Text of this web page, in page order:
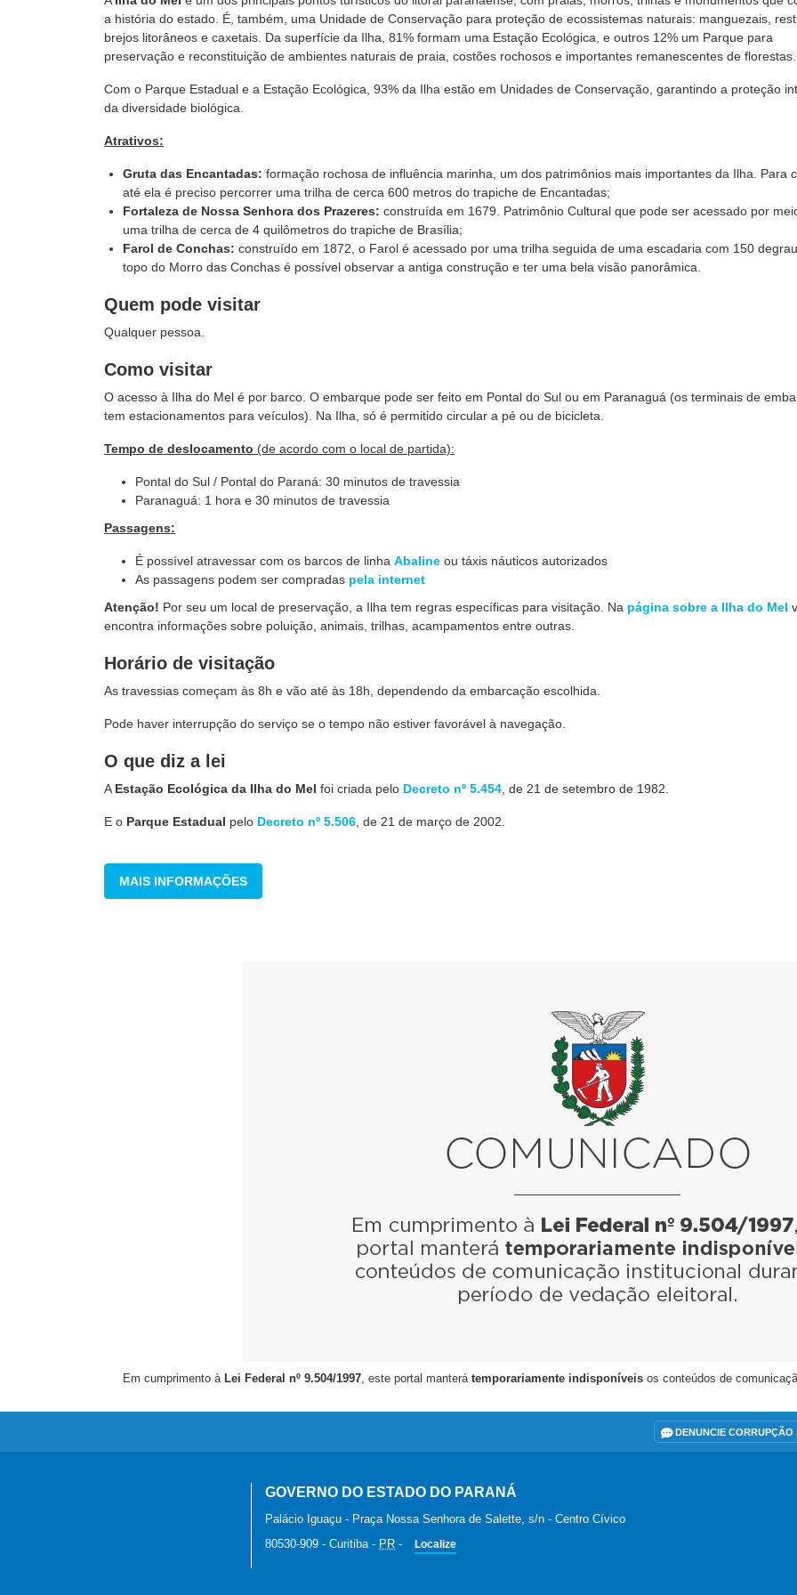
a história do estado. É, também, uma Unidade de Conservação para proteção de ecossistemas naturais: manguezais,
brejos litorâneos e caxetais. Da superfície da Ilha, 81% formam uma Estação Ecológica, e outros 12% um Parque para
preservação e reconstituição de ambientes naturais de praia, costões rochosos e importantes remanescentes de florestas.
Com o Parque Estadual e a Estação Ecológica, 93% da Ilha estão em Unidades de Conservação, garantindo a proteção
da diversidade biológica.
Atrativos:
Gruta das Encantadas: formação rochosa de influência marinha, um dos patrimônios mais importantes da Ilha. Para
até ela é preciso percorrer uma trilha de cerca 600 metros do trapiche de Encantadas;
Fortaleza de Nossa Senhora dos Prazeres:construída em 1679. Patrimônio Cultural que pode ser acessado por
uma trilha de cerca de 4 quilômetros do trapiche de Brasília;
Farol de Conchas:construído em 1872, o Farol é acessado por uma trilha seguida de uma escadaria com 150
topo do Morro das Conchas é possível observar a antiga construção e ter uma bela visão panorâmica.
Quem pode visitar
Qualquer pessoa.
Como visitar
O acesso à Ilha do Mel é por barco. O embarque pode ser feito em Pontal do Sul ou em Paranaguá (os terminais de
tem estacionamentos para veículos). Na Ilha, só é permitido circular a pé ou de bicicleta.
Tempo de deslocamento (de acordo com o local de partida):
Pontal do Sul / Pontal do Paraná: 30 minutos de travessia
Paranaguá: 1 hora e 30 minutos de travessia
Passagens:
É possível atravessar com os barcos de linha Abaline ou táxis náuticos autorizados
As passagens podem ser compradas pela internet
Atenção! Por seu um local de preservação, a Ilha tem regras específicas para visitação. Na página sobre a Ilha do Mel
encontra informações sobre poluição, animais, trilhas, acampamentos entre outras.
Horário de visitação
As travessias começam às 8h e vão até às 18h, dependendo da embarcação escolhida.
Pode haver interrupção do serviço se o tempo não estiver favorável à navegação.
O que diz a lei
A Estação Ecológica da Ilha do Mel foi criada pelo Decreto nº 5.454 , de 21 de setembro de 1982.
E o Parque Estadual pelo Decreto nº 5.506 , de 21 de março de 2002.
MAIS INFORMAÇÕES
Em cumprimento à Lei Federal nº 9.504/1997, este portal manterá temporariamente indisponíveis os conteúdos de
DENUNCIE CORRUPÇÃO
GOVERNO DO ESTADO DO PARANÁ
Palácio Iguaçu - Praça Nossa Senhora de Salette, s/n - Centro Cívico
80530-909 - Curitiba- PR - Localize